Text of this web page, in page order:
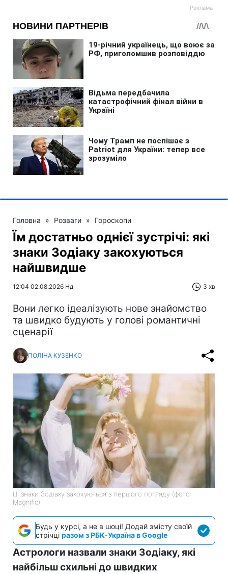
Головна » Розваги » Гороскопи
Їм достатньо однієї зустрічі: які
знаки Зодіаку закохуються
найшвидше
12:04 02.08.2026 Нд 3 хв
Вони легко ідеалізують нове знайомство
та швидко будують у голові романтичні
сценарії
ПОЛІНА КУЗЕНКО
Ці знаки Зодіаку закохуються з першого погляду (фото:
Magnific)
Будь у курсі, а не в шоці! Додай змісту своїй
стрічці разом з РБК-Україна в Google
Астрологи назвали знаки Зодіаку, які
найбільш схильні до швидких